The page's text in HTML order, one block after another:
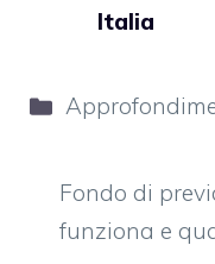
Italia
Categorie
Fondo di
funziona e